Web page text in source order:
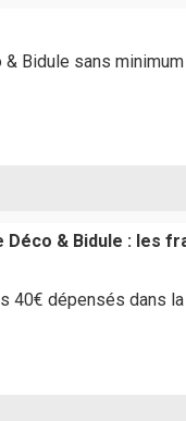
Bidule sans
& Bidule : les
40€ dépensés dans la